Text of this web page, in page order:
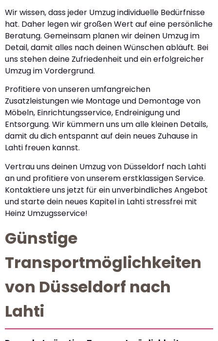
Wir wissen, dass jeder Umzug individuelle Bedürfnisse
hat. Daher legen wir großen Wert auf eine persönliche
Beratung. Gemeinsam planen wir deinen Umzug im
Detail, damit alles nach deinen Wünschen abläuft. Bei
uns stehen deine Zufriedenheit und ein erfolgreicher
Umzug im Vordergrund.
Profitiere von unseren umfangreichen
Zusatzleistungen wie Montage und Demontage von
Möbeln, Einrichtungsservice, Endreinigung und
Entsorgung. Wir kümmern uns um alle kleinen Details,
damit du dich entspannt auf dein neues Zuhause in
Lahti freuen kannst.
Vertrau uns deinen Umzug von Düsseldorf nach Lahti
an und profitiere von unserem erstklassigen Service.
Kontaktiere uns jetzt für ein unverbindliches Angebot
und starte dein neues Kapitel in Lahti stressfrei mit
Heinz Umzugsservice!
Günstige
Transportmöglichkeiten
von Düsseldorf nach
Lahti